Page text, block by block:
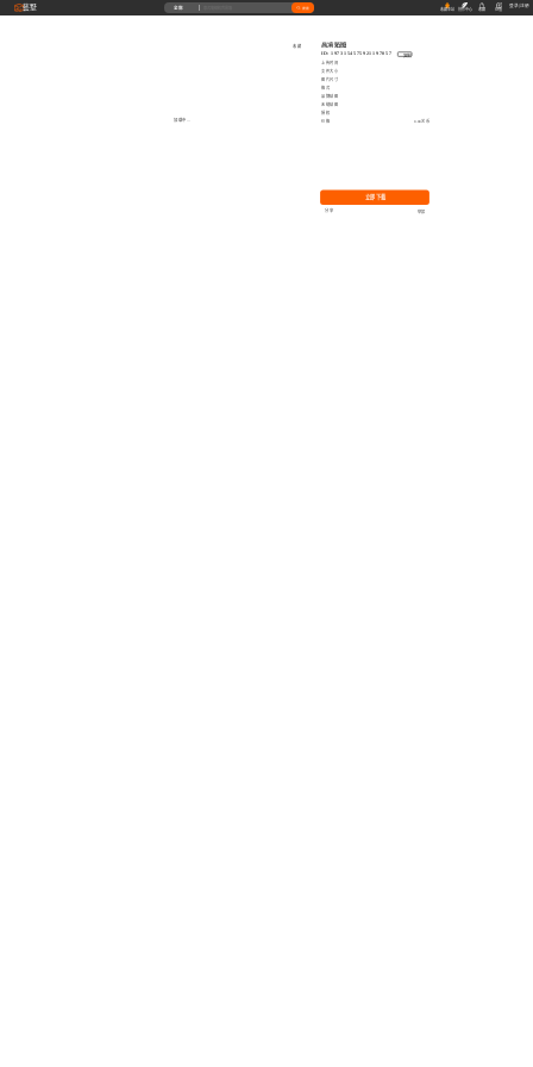
藝墅 全部 搜索 收藏本站 创作中心 收藏 充值
登录 |注册
加载中...
收藏 高清贴图
ID: 1973154575921197057 复制
上传时间
文件大小
图片尺寸
格式
品牌贴图
无缝贴图
授权
价格 0.00艺币
立即下载
分享 举报